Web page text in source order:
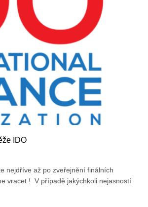
IDO
nejdříve až po zveřejnění finálních
vracet ! V případě jakýchkoli nejasností